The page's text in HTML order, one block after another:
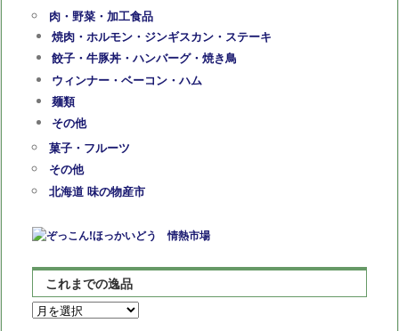
肉・野菜・加工食品
焼肉・ホルモン・ジンギスカン・ステーキ
餃子・牛豚丼・ハンバーグ・焼き鳥
ウィンナー・ベーコン・ハム
麺類
その他
菓子・フルーツ
その他
北海道 味の物産市
これまでの逸品
こ